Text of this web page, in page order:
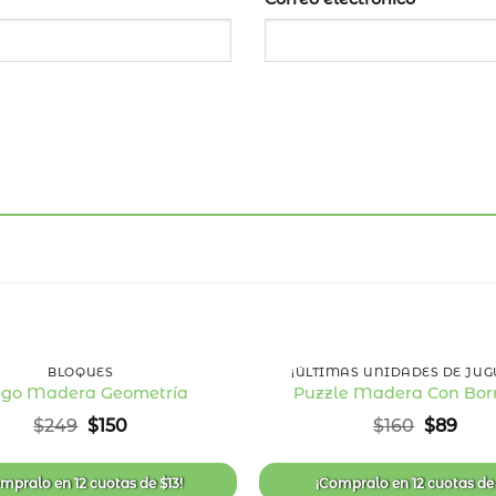
de
deseos
BLOQUES
Madera Geometría
$249 El
original
era:
$150El
actual
es:
en12 cuotasde$13!
¡ÚLTIMAS UNIDADES DE
Puzzle Madera Con
$160 El
original
era:
$89El
es:
¡Compralo en12 cuotasde